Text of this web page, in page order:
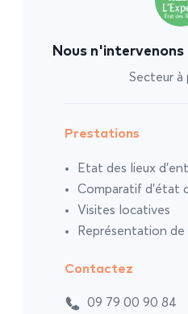
Nous n'intervenons
Secteur à
Prestations
Etat des lieux
Comparatif d’état
Visites locatives
Représentation
Contactez
09 79 00 90 84